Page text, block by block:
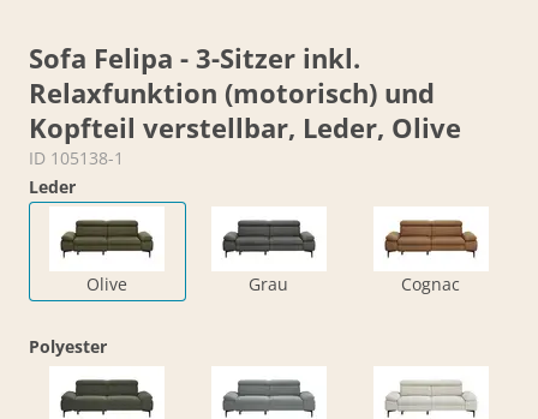
Sofa Felipa - 3-Sitzer inkl.
Relaxfunktion (motorisch) und
Kopfteil verstellbar, Leder, Olive
ID 105138-1
Leder
Olive Grau Cognac
Polyester